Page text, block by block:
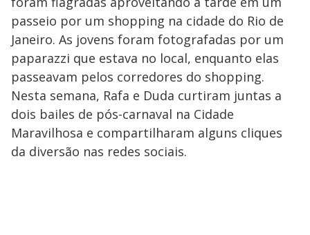
passeio por um shopping na cidade do Rio de
Janeiro. As jovens foram fotografadas por um
paparazzi que estava no local, enquanto elas
passeavam pelos corredores do shopping.
Nesta semana, Rafa e Duda curtiram juntas a
dois bailes de pós-carnaval na Cidade
Maravilhosa e compartilharam alguns cliques
da diversão nas redes sociais.